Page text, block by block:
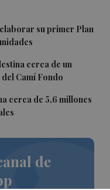
su primer Plan
cerca de un
Camí Fondo
cerca de 5,6 millones
de